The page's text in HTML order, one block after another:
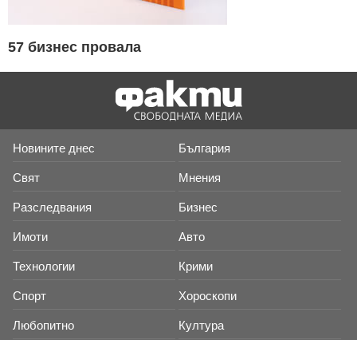
57 бизнес провала
Новините днес България
Свят Мнения
Разследвания Бизнес
Имоти Авто
Технологии Крими
Спорт Хороскопи
Любопитно Култура